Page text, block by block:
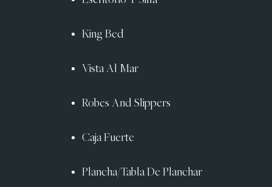
King Bed
Vista Al Mar
Robes And Slippers
Caja Fuerte
Plancha/Tabla De Planchar